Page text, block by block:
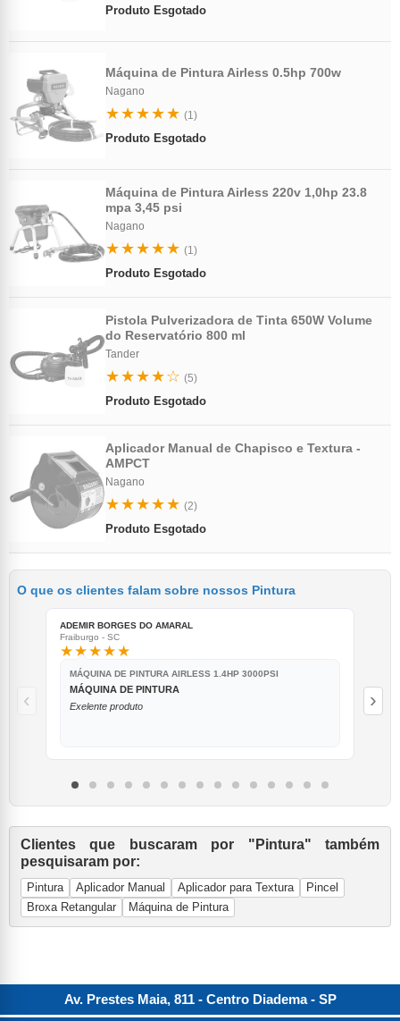
Produto Esgotado
Máquina de Pintura Airless 0.5hp 700w
Nagano
★★★★★ (1)
Produto Esgotado
Máquina de Pintura Airless 220v 1,0hp 23.8
mpa 3,45 psi
Nagano
★★★★★ (1)
Produto Esgotado
Pistola Pulverizadora de Tinta 650W Volume
do Reservatório 800 ml
Tander
★★★★☆ (5)
Produto Esgotado
Aplicador Manual de Chapisco e Textura -
AMPCT
Nagano
★★★★★ (2)
Produto Esgotado
O que os clientes falam sobre nossos Pintura
‹
ADEMIR BORGES DO AMARAL
Fraiburgo - SC
★★★★★
MÁQUINA DE PINTURA AIRLESS 1.4HP 3000PSI
MÁQUINA DE PINTURA
Exelente produto
›
Clientes que buscaram por "Pintura" também
pesquisaram por:
Pintura Aplicador Manual Aplicador para Textura
Pincel
Broxa Retangular
Máquina de Pintura
Av. Prestes Maia, 811 - Centro Diadema- SP